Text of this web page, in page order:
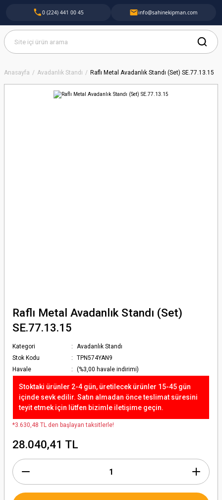
Anasayfa Avadanlık Standı Raflı Metal Avadanlık Standı (Set) SE.77.13.15
Raflı Metal Avadanlık Standı (Set)
SE.77.13.15
Kategori
Avadanlık Standı
Stok Kodu
TPN574YAN9
Havale
(%3,00 havale indirimi)
Stoktaki ürünler 2-4 gün, üretilecek ürünler 15-45 gün
içinde sevk edilir. Satın almadan önce teslimat süresini
teyit etmek için lütfen bizimle iletişime geçin.
*3.630,48 TL den başlayan taksitlerle!
28.040,41 TL
0 (224) 441 00 45 info@sahinekipman.com